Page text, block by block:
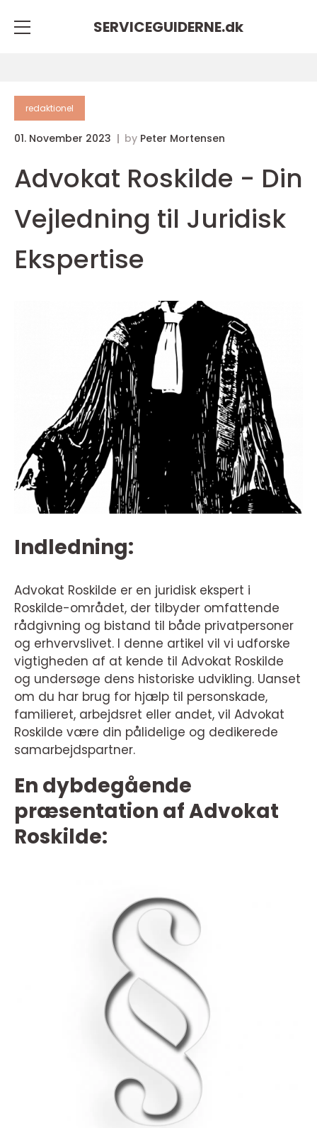
SERVICEGUIDERNE.dk
redaktionel
01. November 2023 by Peter Mortensen
Advokat Roskilde - Din
Vejledning til Juridisk
Ekspertise
Indledning:
Advokat Roskilde er en juridisk ekspert i
Roskilde-området, der tilbyder omfattende
rådgivning og bistand til både privatpersoner
og erhvervslivet. I denne artikel vil vi udforske
vigtigheden af at kende til Advokat Roskilde
og undersøge dens historiske udvikling. Uanset
om du har brug for hjælp til personskade,
familieret, arbejdsret eller andet, vil Advokat
Roskilde være din pålidelige og dedikerede
samarbejdspartner.
En dybdegående
præsentation af Advokat
Roskilde: